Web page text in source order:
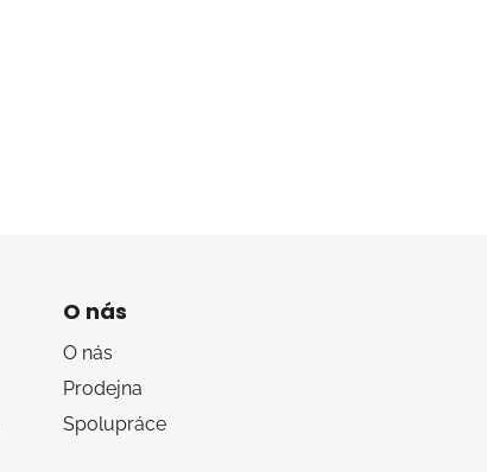
O nás
O nás
Prodejna
Spolupráce